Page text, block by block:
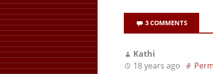
3 COMMENTS
Kathi
18 years ago